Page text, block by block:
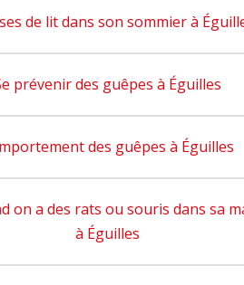
de lit dans son sommier à
prévenir des guêpes à Éguilles
des guêpes à Éguilles
on a des rats ou souris dans sa
à Éguilles